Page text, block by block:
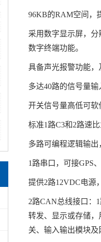
96KB的RAM空间，
采用数字显示屏，
数字终端功能。
具备声光报警功能，
多达40路的信号量
开关信号量高低可软
标准1路C3和2路速
多路可编程逻辑输出
1路串口，可接GPS
提供2路12VDC电源
2路CAN总线接口：
转发、显示或存储
关、输入输出模块及